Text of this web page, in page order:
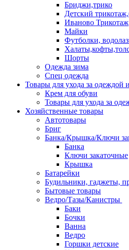
Бриджи,трико
Детский
Иваново Трикотаж
Майки
Футболки,
Шорты
Одежда зима
Спец одежда
Товары для ухода за одеждой
Крем для обуви
Товары для ухода за
Хозяйственные товары
Автотовары
Бриг
Банка/Крышка/Ключи
Банка
Ключи закаточные
Крышка
Батарейки
Будильники, гаджеты,
Бытовые товары
Ведро/Тазы/Канистры
Баки
Бочки
Ванна
Ведро
Горшки детские